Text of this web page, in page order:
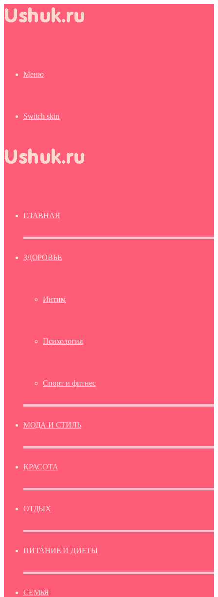
Меню
Switch skin
ГЛАВНАЯ
ЗДОРОВЬЕ
Интим
Психология
Спорт и фитнес
МОДА И СТИЛЬ
КРАСОТА
ОТДЫХ
ПИТАНИЕ И ДИЕТЫ
СЕМЬЯ